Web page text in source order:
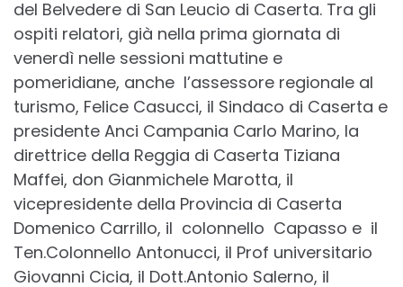
del Belvedere di San Leucio di Caserta. Tra gli
ospiti relatori, già nella prima giornata di
venerdì nelle sessioni mattutine e
pomeridiane, anche l’assessore regionale al
turismo, Felice Casucci, il Sindaco di Caserta e
presidente Anci Campania Carlo Marino, la
direttrice della Reggia di Caserta Tiziana
Maffei, don Gianmichele Marotta, il
vicepresidente della Provincia di Caserta
Domenico Carrillo, il colonnello Capasso e il
Ten.Colonnello Antonucci, il Prof universitario
Giovanni Cicia, il Dott.Antonio Salerno, il